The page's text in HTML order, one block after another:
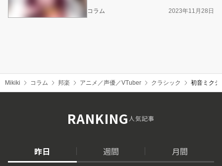
コラム 2023年11月28日
Mikiki コラム 邦楽 アニメ／声優／VTuber クラシック 初音ミク
RANKING人気記事
昨日 週間 月間